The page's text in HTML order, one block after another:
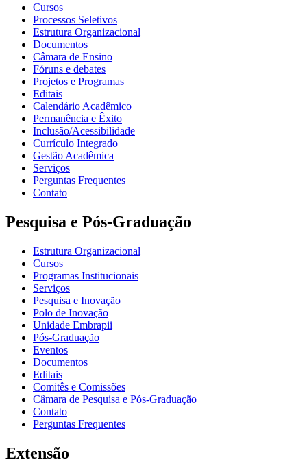
Cursos
Processos Seletivos
Estrutura Organizacional
Documentos
Câmara de Ensino
Fóruns e debates
Projetos e Programas
Editais
Calendário Acadêmico
Permanência e Êxito
Inclusão/Acessibilidade
Currículo Integrado
Gestão Acadêmica
Serviços
Perguntas Frequentes
Contato
Pesquisa e Pós-Graduação
Estrutura Organizacional
Cursos
Programas Institucionais
Serviços
Pesquisa e Inovação
Polo de Inovação
Unidade Embrapii
Pós-Graduação
Eventos
Documentos
Editais
Comitês e Comissões
Câmara de Pesquisa e Pós-Graduação
Contato
Perguntas Frequentes
Extensão